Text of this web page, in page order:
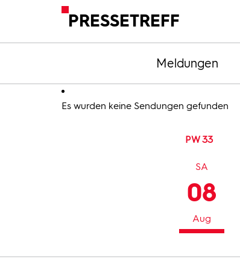
PRESSETREFF
Meldungen
Es wurden keine Sendungen gefunden
PW 33
08
Aug
SA